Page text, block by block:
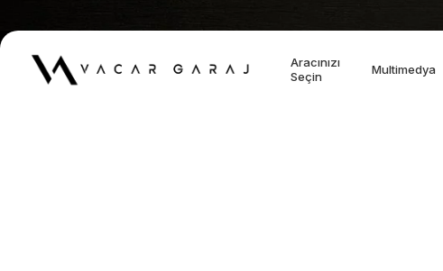
Aracınızı
Seçin
Multimedya